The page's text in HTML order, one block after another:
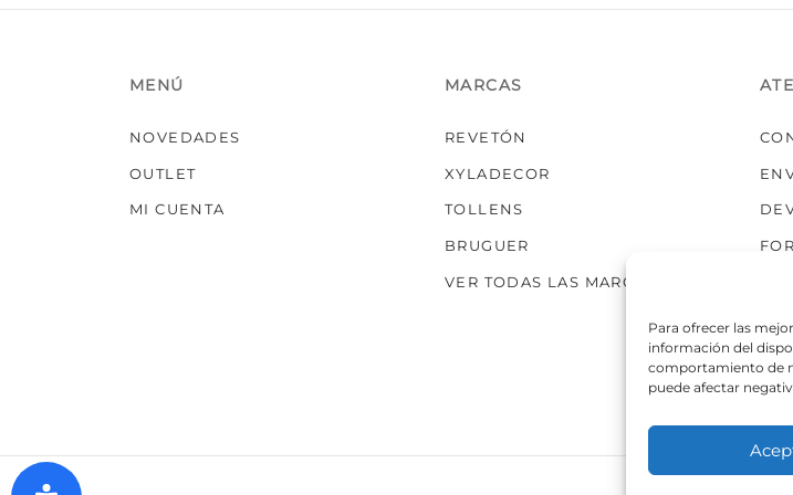
Para ofrecer las
información del
comportamiento de
puede afectar
MENÚ
NOVEDADES
OUTLET
MI CUENTA
MARCAS
REVETÓN
XYLADECOR
TOLLENS
BRUGUER
VER TODAS LAS MARCAS